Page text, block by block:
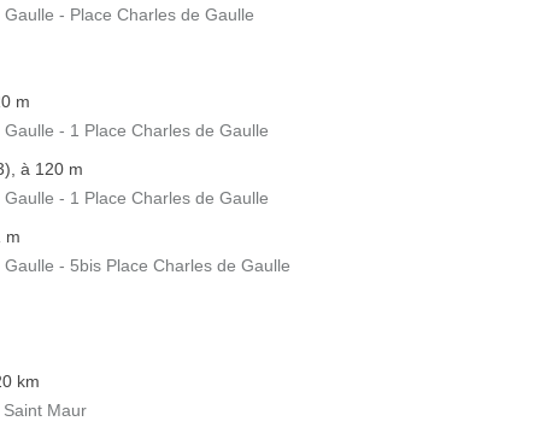
- Place Charles de Gaulle
m
- 1 Place Charles de Gaulle
à 120 m
- 1 Place Charles de Gaulle
m
- 5bis Place Charles de Gaulle
km
Maur